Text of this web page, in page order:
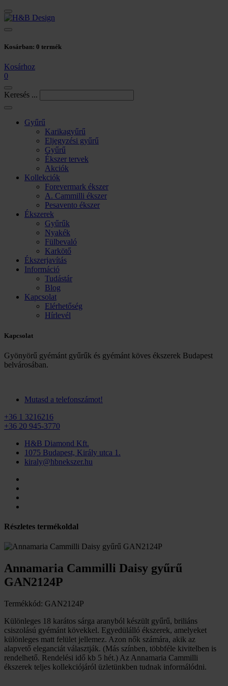
Kosárban: 0 termék
Kosárhoz
0
Keresés ...
Gyűrű
Karikagyűrű
Eljegyzési gyűrű
Gyűrű
Ékszer tervek
Akciók
Kollekciók
Forevermark ékszer
A. Cammilli ékszer
Pesavento ékszer
Ékszerek
Gyűrűk
Nyakék
Fülbevaló
Karkötő
Ékszerjavítás
Információ
Tudástár
Blog
Kapcsolat
Elérhetőség
Hírlevél
Kapcsolat
Gyönyörű gyémánt gyűrűk és gyémánt köves ékszerek Budapest
belvárosában.
Mutasd a telefonszámot!
+36 1 3216216
+36 20 945-3770
H&B Diamond Kft.
1075 Budapest, Király utca 1.
kiraly@hbnekszer.hu
Részletes termékoldal
Annamaria Cammilli Daisy gyűrű
GAN2124P
Termékkód: GAN2124P
Különleges 18 karátos sárga aranyból készült gyűrű, briliáns
csiszolású gyémánt kövekkel. Egyedülálló ékszerek, amelyeket
különleges matt felület jellemez. Azon nők számára, akik az
alapvető eleganciát választják. (Más színben, többféle kivitelben is
rendelhető. Rendelési idő kb 5 hét.) Az Annamaria Cammilli
ékszerek teljes kollekciójáról üzletünkben tudnak informálódni.